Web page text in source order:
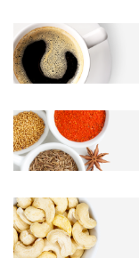
Lílá Čokoláda
La Naya